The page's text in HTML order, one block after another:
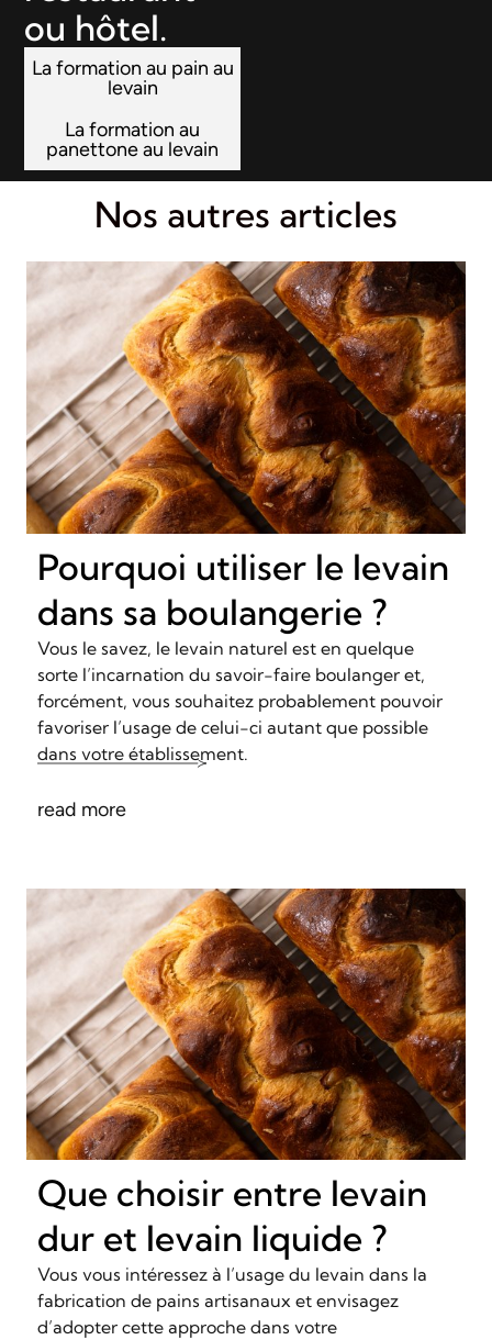
ou hôtel.
La formation au pain au
levain
La formation au
panettone au levain
Nos autres articles
Pourquoi utiliser le levain
dans sa boulangerie ?
Vous le savez, le levain naturel est en quelque
sorte l’incarnation du savoir-faire boulanger et,
forcément, vous souhaitez probablement pouvoir
favoriser l’usage de celui-ci autant que possible
dans votre établissement.
read more
Que choisir entre levain
dur et levain liquide ?
Vous vous intéressez à l’usage du levain dans la
fabrication de pains artisanaux et envisagez
d’adopter cette approche dans votre